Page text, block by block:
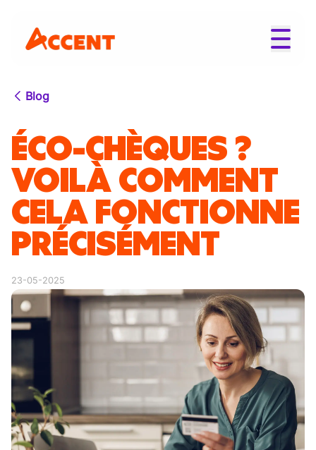
Blog
ÉCO-CHÈQUES ?
VOILÀ COMMENT
CELA FONCTIONNE
PRÉCISÉMENT
23-05-2025